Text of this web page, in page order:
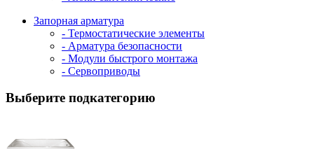
Запорная арматура
- Термостатические элементы
- Арматура безопасности
- Модули быстрого монтажа
- Сервоприводы
Выберите подкатегорию